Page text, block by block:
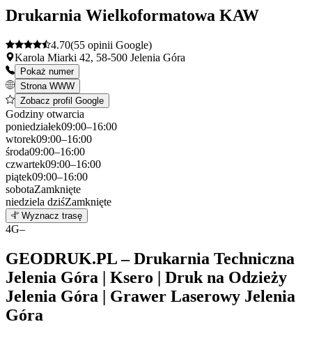
Drukarnia Wielkoformatowa KAW
4.70(55 opinii Google)
Karola Miarki 42, 58-500 Jelenia Góra
Pokaż numer
Strona WWW
Zobacz profil Google
Godziny otwarcia
poniedziałek09:00–16:00
wtorek09:00–16:00
środa09:00–16:00
czwartek09:00–16:00
piątek09:00–16:00
sobotaZamknięte
niedziela dziśZamknięte
+
−
Wyznacz trasę
4G–
GEODRUK.PL – Drukarnia Techniczna
Jelenia Góra | Ksero | Druk na Odzieży
Jelenia Góra | Grawer Laserowy Jelenia
Góra